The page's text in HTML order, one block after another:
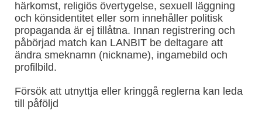
härkomst, religiös övertygelse, sexuell läggning
och könsidentitet eller som innehåller politisk
propaganda är ej tillåtna. Innan registrering och
påbörjad match kan LANBIT be deltagare att
ändra smeknamn (nickname), ingamebild och
profilbild.
Försök att utnyttja eller kringgå reglerna kan leda
till påföljd